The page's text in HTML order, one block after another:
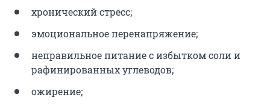
хронический стресс;
эмоциональное перенапряжение;
неправильное питание с избытком соли и
рафинированных углеводов;
ожирение;